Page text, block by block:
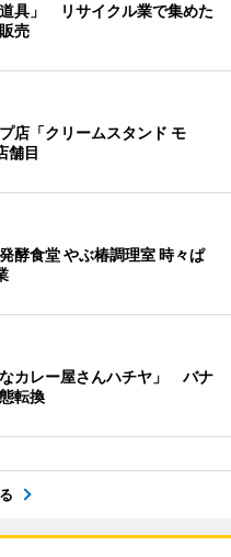
具」 リサイクル業で集めた
売
店「クリームスタンド モ
舗目
酵食堂 やぶ椿調理室 時々ぱ
カレー屋さんハチヤ」 バナ
転換